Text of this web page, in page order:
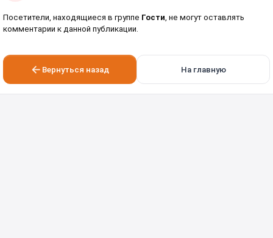
Посетители, находящиеся в группе Гости, не могут оставлять
комментарии к данной публикации.
Вернуться назад На главную